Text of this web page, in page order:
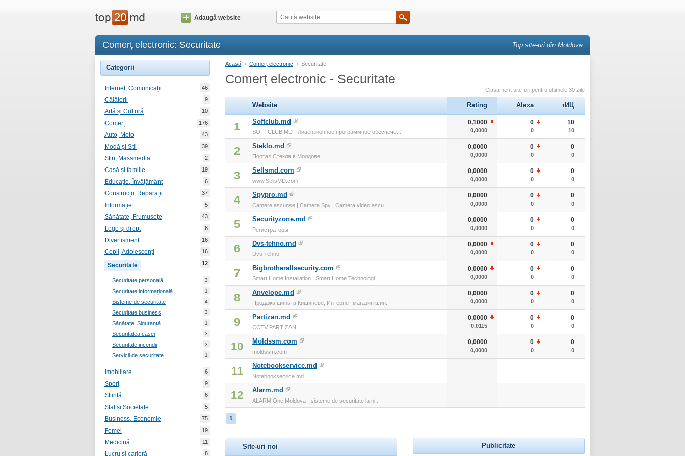
Adaugă website
Comerț electronic: Securitate Top site-uri din Moldova
Categorii
Internet, Comunicații 46
Călătorii 9
Artă și Cultură 10
Comerț 176
Auto, Moto 43
Modă și Stil 39
Știri, Massmedia 2
Casă și familie 19
Educație, Învățământ 6
Construcții, Reparații 37
Informație 5
Sănătate, Frumusețe 43
Lege și drept 6
Divertisment 16
Copii, Adolescenți 16
Securitate 12
Securitate personală 3
Securitate informațională 1
Sisteme de securitate 4
Securitate business 3
Sănătate, Siguranță 1
Securitatea casei 3
Securitate incendii 3
Servicii de securitate 1
Imobiliare 6
Sport 9
Știință 6
Stat și Societate 5
Business, Economie 75
Femei 19
Medicină 11
Lucru și carieră 8
Acasă › Comerț electronic › Securitate
Comerț electronic - Securitate
Clasament site-uri pentru ultimele 30 zile
Website Rating Alexa тИЦ
1 Softclub.md
SOFTCLUB.MD - Лицензионное программное обеспече...
0,1000
0,0000
0
0
10
10
2 Steklo.md
Портал Стекла в Молдове
0,0000
0,0000
0
0
0
0
3 Sellsmd.com
www.SellsMD.com
0,0000
0,0000
0
0
0
0
4 Spypro.md
Camere ascunse | Camera Spy | Camera video ascu...
0,0000
0,0000
0
0
0
0
5 Securityzone.md
Регистраторы
0,0000
0,0000
0
0
0
0
6 Dvs-tehno.md
Dvs Tehno
0,0000
0,0000
0
0
0
0
7 Bigbrotherallsecurity.com
Smart Home Installation | Smart Home Technologi...
0,0000
0,0000
0
0
0
0
8 Anvelope.md
Продажа шины в Кишиневе, Интернет магазин шин.
0,0000
0,0000
0
0
0
0
9 Partizan.md
CCTV PARTIZAN
0,0000
0,0115
0
0
0
0
10 Moldssm.com
moldssm.com
0,0000
0,0000
0
0
0
0
11 Notebookservice.md
Notebookservice.md
12 Alarm.md
ALARM One Moldova - sisteme de securitate la ni...
1
Site-uri noi Publicitate